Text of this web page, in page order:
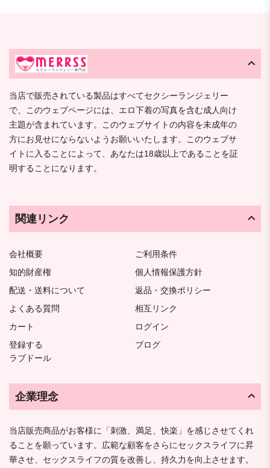
当店で販売されている製品はすべてセクシーランジェリー
で、このウェブページには、エロ下着の写真を含む成人向け
主題が含まれています。このウェブサイトの内容を未成年の
方にお見せにならないようお願いいたします。このウェブサ
イトに入ることによって、あなたは18歳以上であることを証
明することになります。
関連リンク
会社概要
ご利用条件
知的財産権
個人情報保護方針
配送・送料について
返品・交換ポリシー
よくある質問
相互リンク
カート
ログイン
登録する
ブログ
ラブドール
企業理念
当店販売商品がお客様に「刺激、満足、快楽」を感じさせてくれ
ることを願っています。広範な顧客をさらにセックスライフに昇
華させ、セックスライフの質を改善し、持久力を向上させます。